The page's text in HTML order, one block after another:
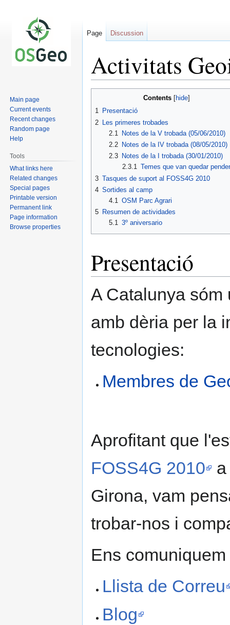
Activitats
Contents
1 Presentació
2
Les primeres trobades
2.1
Notes de la V trobada (05/06/2010)
2.2
Notes de la IV trobada (08/05/2010)
2.3
Notes de la I trobada (30/01/2010)
2.3.1 Temes que van quedar
3 Tasques de suport al FOSS4G 2010
4 Sortides al camp
4.1 OSM Parc Agrari
5 Resumen de actividades
5.1 3º aniversario
Presentació
A Catalunya
amb dèria per la
tecnologies:
Membres de
Aprofitant que
FOSS4G 2010
Girona, vam
trobar-nos i
Ens
Llista de Correu
Blog
Page Discussion
Main page
Current events
Recent changes
Random page
Help
Tools
What links here
Related changes
Special pages
Printable version
Permanent link
Page information
Browse properties